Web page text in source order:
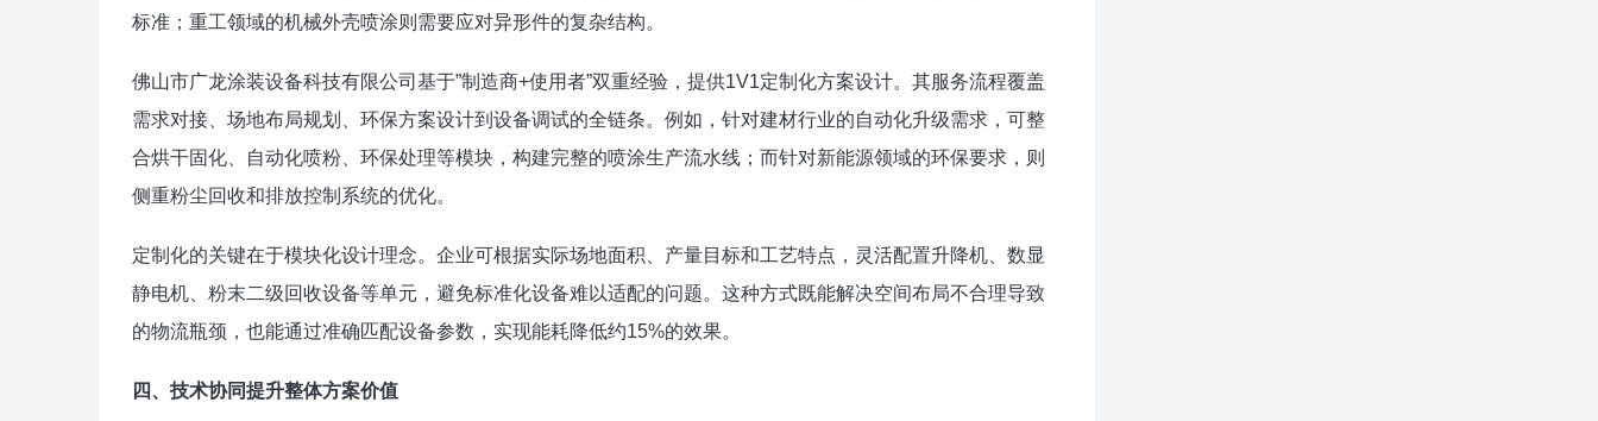
标准；重工领域的机械外壳喷涂则需要应对异形件的复杂结构。
佛山市广龙涂装设备科技有限公司基于”制造商+使用者”双重经验，提供1V1定制化方案设计。其服务流程覆盖
需求对接、场地布局规划、环保方案设计到设备调试的全链条。例如，针对建材行业的自动化升级需求，可整
合烘干固化、自动化喷粉、环保处理等模块，构建完整的喷涂生产流水线；而针对新能源领域的环保要求，则
侧重粉尘回收和排放控制系统的优化。
定制化的关键在于模块化设计理念。企业可根据实际场地面积、产量目标和工艺特点，灵活配置升降机、数显
静电机、粉末二级回收设备等单元，避免标准化设备难以适配的问题。这种方式既能解决空间布局不合理导致
的物流瓶颈，也能通过准确匹配设备参数，实现能耗降低约15%的效果。
四、技术协同提升整体方案价值